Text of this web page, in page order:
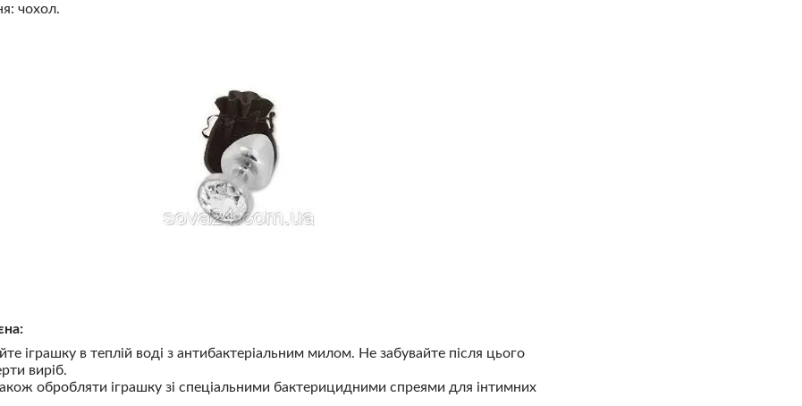
чохол.
іграшку в теплій воді з антибактеріальним милом. Не забувайте після цього
виріб.
обробляти іграшку зі спеціальними бактерицидними спреями для інтимних